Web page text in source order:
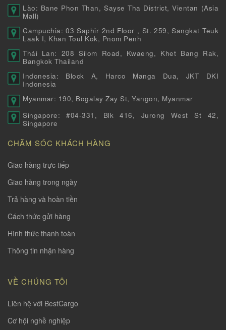
Lào: Bane Phon Than, Sayse Tha District, Vientan (Asia
Mall)
Campuchia: 03 Saphir 2nd Floor , St. 259, Sangkat Teuk
Laak I, Khan Toul Kok, Pnom Penh
Thái Lan: 208 Silom Road, Kwaeng, Khet Bang Rak,
Bangkok Thailand
Indonesia: Block A, Harco Manga Dua, JKT DKI
Indonesia
Myanmar: 190, Bogalay Zay St, Yangon, Myanmar
Singapore: #04-331, Blk 416, Jurong West St 42,
Singapore
CHĂM SÓC KHÁCH HÀNG
Giao hàng trực tiếp
Giao hàng trong ngày
Trả hàng và hoàn tiền
Cách thức gửi hàng
Hình thức thanh toàn
Thông tin nhận hàng
VỀ CHÚNG TÔI
Liên hệ với BestCargo
Cơ hội nghề nghiệp